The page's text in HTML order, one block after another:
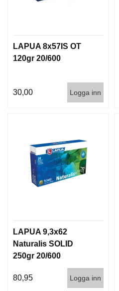
LAPUA 8x57IS OT
120gr 20/600
30,00 Logga inn
LAPUA 9,3x62
Naturalis SOLID
250gr 20/600
80,95 Logga inn